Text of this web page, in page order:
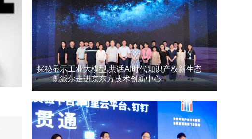
探秘显示工业大模型 共话AI时代知识产权新生态
——凯派尔走进京东方技术创新中心